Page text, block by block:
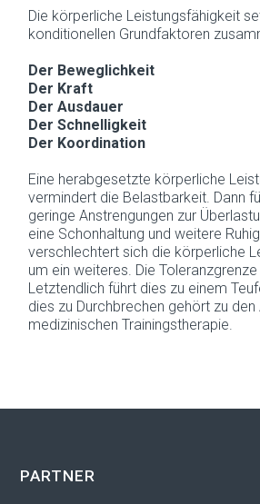
Die körperliche Leistungsfähigkeit
konditionellen Grundfaktoren
Der Beweglichkeit
Der Kraft
Der Ausdauer
Der Schnelligkeit
Der Koordination
Eine herabgesetzte körperliche
vermindert die Belastbarkeit. Dann
geringe Anstrengungen zur
eine Schonhaltung und weitere
verschlechtert sich die körperliche
um ein weiteres. Die
Letztendlich führt dies zu einem
dies zu Durchbrechen gehört zu
medizinischen Trainingstherapie.
PARTNER